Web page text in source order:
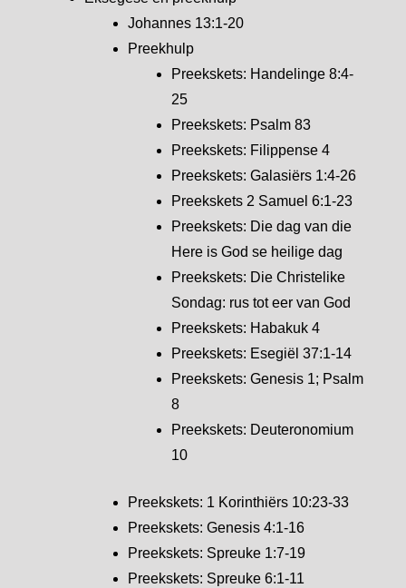
Johannes 13:1-20
Preekhulp
Preekskets: Handelinge 8:4-
25
Preekskets: Psalm 83
Preekskets: Filippense 4
Preekskets: Galasiërs 1:4-26
Preekskets 2 Samuel 6:1-23
Preekskets: Die dag van die
Here is God se heilige dag
Preekskets: Die Christelike
Sondag: rus tot eer van God
Preekskets: Habakuk 4
Preekskets: Esegiël 37:1-14
Preekskets: Genesis 1; Psalm
8
Preekskets: Deuteronomium
10
Preekskets: 1 Korinthiërs 10:23-33
Preekskets: Genesis 4:1-16
Preekskets: Spreuke 1:7-19
Preekskets: Spreuke 6:1-11